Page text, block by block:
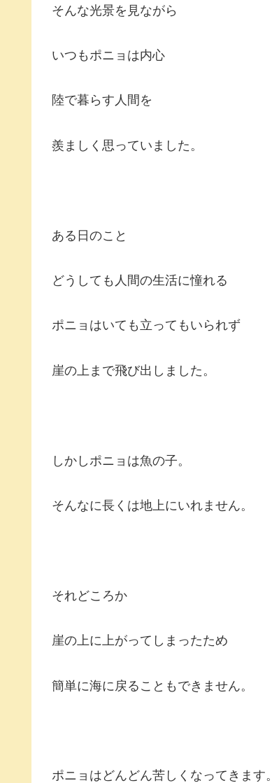
そんな光景を見ながら
いつもポニョは内心
陸で暮らす人間を
羨ましく思っていました。
ある日のこと
どうしても人間の生活に憧れる
ポニョはいても立ってもいられず
崖の上まで飛び出しました。
しかしポニョは魚の子。
そんなに長くは地上にいれません。
それどころか
崖の上に上がってしまったため
簡単に海に戻ることもできません。
ポニョはどんどん苦しくなってきます。